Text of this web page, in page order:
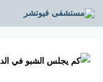
تخطي
إلى
navigation